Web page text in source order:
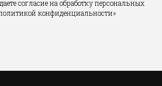
согласие на обработку персональных
конфиденциальности»